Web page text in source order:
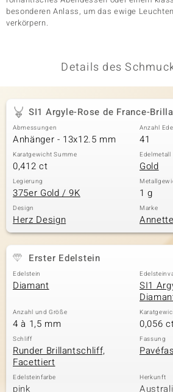
besonderen Anlass, um das ewige
verkörpern.
Details des
SI1 Argyle-Rose de France-
Abmessungen
Anhänger - 13x12.5 mm
Anzahl
41
Karatgewicht Summe
0,412 ct
Edelmetall
Gold
Legierung
375er Gold / 9K 1 g
Design
Herz Design
Marke
Erster Edelstein
Edelstein
Diamant
SI1
Anzahl und Größe
4 à 1,5 mm 0,056
Schliff
Runder Brillantschliff,
Facettiert
Fassung
Edelsteinfarbe
pink
Herkunft